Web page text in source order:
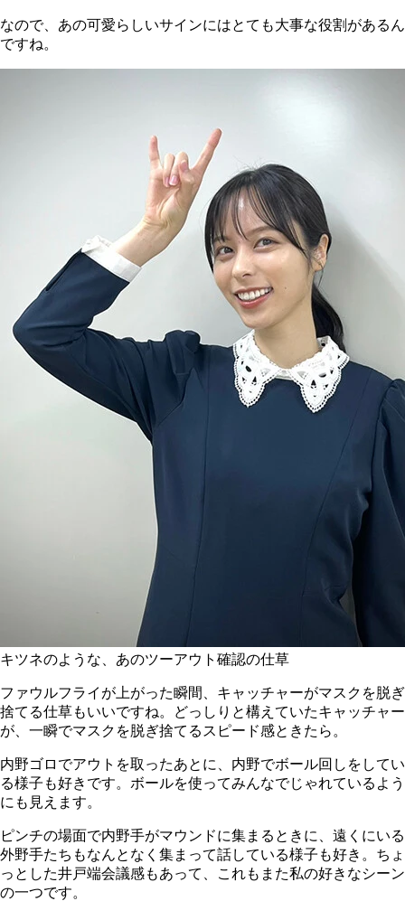
なので、あの可愛らしいサインにはとても大事な役割があるん
ですね。
キツネのような、あのツーアウト確認の仕草
ファウルフライが上がった瞬間、キャッチャーがマスクを脱ぎ
捨てる仕草もいいですね。どっしりと構えていたキャッチャー
が、一瞬でマスクを脱ぎ捨てるスピード感ときたら。
内野ゴロでアウトを取ったあとに、内野でボール回しをしてい
る様子も好きです。ボールを使ってみんなでじゃれているよう
にも見えます。
ピンチの場面で内野手がマウンドに集まるときに、遠くにいる
外野手たちもなんとなく集まって話している様子も好き。ちょ
っとした井戸端会議感もあって、これもまた私の好きなシーン
の一つです。